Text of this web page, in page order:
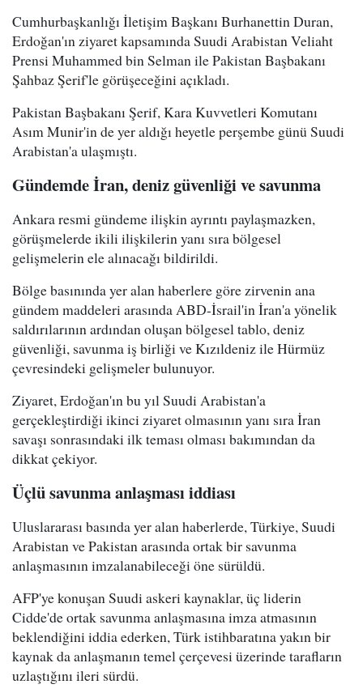
Cumhurbaşkanlığı İletişim Başkanı Burhanettin Duran,
Erdoğan'ın ziyaret kapsamında Suudi Arabistan Veliaht
Prensi Muhammed bin Selman ile Pakistan Başbakanı
Şahbaz Şerif'le görüşeceğini açıkladı.
Pakistan Başbakanı Şerif, Kara Kuvvetleri Komutanı
Asım Munir'in de yer aldığı heyetle perşembe günü Suudi
Arabistan'a ulaşmıştı.
Gündemde İran, deniz güvenliği ve savunma
Ankara resmi gündeme ilişkin ayrıntı paylaşmazken,
görüşmelerde ikili ilişkilerin yanı sıra bölgesel
gelişmelerin ele alınacağı bildirildi.
Bölge basınında yer alan haberlere göre zirvenin ana
gündem maddeleri arasında ABD-İsrail'in İran'a yönelik
saldırılarının ardından oluşan bölgesel tablo, deniz
güvenliği, savunma iş birliği ve Kızıldeniz ile Hürmüz
çevresindeki gelişmeler bulunuyor.
Ziyaret, Erdoğan'ın bu yıl Suudi Arabistan'a
gerçekleştirdiği ikinci ziyaret olmasının yanı sıra İran
savaşı sonrasındaki ilk teması olması bakımından da
dikkat çekiyor.
Üçlü savunma anlaşması iddiası
Uluslararası basında yer alan haberlerde, Türkiye, Suudi
Arabistan ve Pakistan arasında ortak bir savunma
anlaşmasının imzalanabileceği öne sürüldü.
AFP'ye konuşan Suudi askeri kaynaklar, üç liderin
Cidde'de ortak savunma anlaşmasına imza atmasının
beklendiğini iddia ederken, Türk istihbaratına yakın bir
kaynak da anlaşmanın temel çerçevesi üzerinde tarafların
uzlaştığını ileri sürdü.